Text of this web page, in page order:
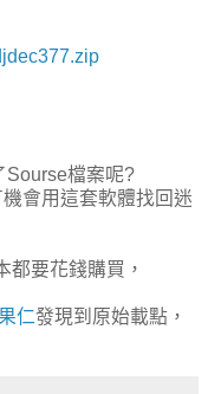
Sourse檔案呢?
會用這套軟體找回迷
都要花錢購買，
仁發現到原始載點，